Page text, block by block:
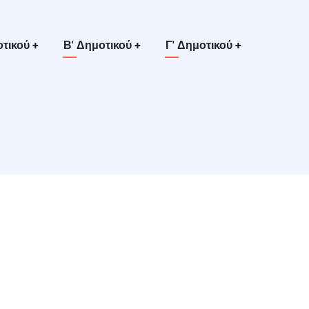
+ Β' Δημοτικού + Γ' Δημοτικού +